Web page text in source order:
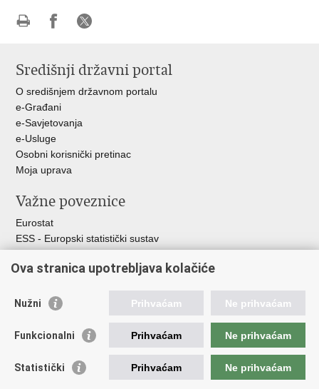
Facebooku
X-
Središnji državni portal
O središnjem državnom portalu
e-Građani
e-Savjetovanja
e-Usluge
Osobni korisnički pretinac
Moja uprava
Važne poveznice
Eurostat
ESS - Europski statistički sustav
Statistički savjet Republike Hrvatske
Statistički sustav Republike Hrvatske
Odbor za sustav službene statistike RH
Ministarstvo zaštite okoliša i zelene tranzicije
Ova stranica upotrebljava kolačiće
Nužni Prihvaćam Ne prihvaćam
Funkcionalni Prihvaćam Ne prihvaćam
Statistički Prihvaćam Ne prihvaćam